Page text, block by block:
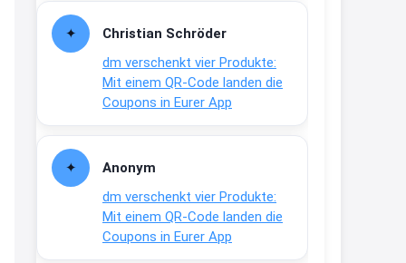
Christian Schröder
dm verschenkt vier Produkte:
Mit einem QR-Code landen die
Coupons in Eurer App
Anonym
dm verschenkt vier Produkte:
Mit einem QR-Code landen die
Coupons in Eurer App
www.meineapotheke.de/
2:19
↩
Joachim
www.linda.de/vorteile/coupons/...
2:21
↩